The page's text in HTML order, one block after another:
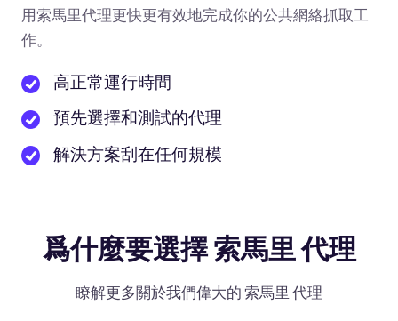
用索馬里代理更快更有效地完成你的公共網絡抓取工
作。
高正常運行時間
預先選擇和測試的代理
解決方案刮在任何規模
爲什麼要選擇 索馬里 代理
瞭解更多關於我們偉大的 索馬里 代理